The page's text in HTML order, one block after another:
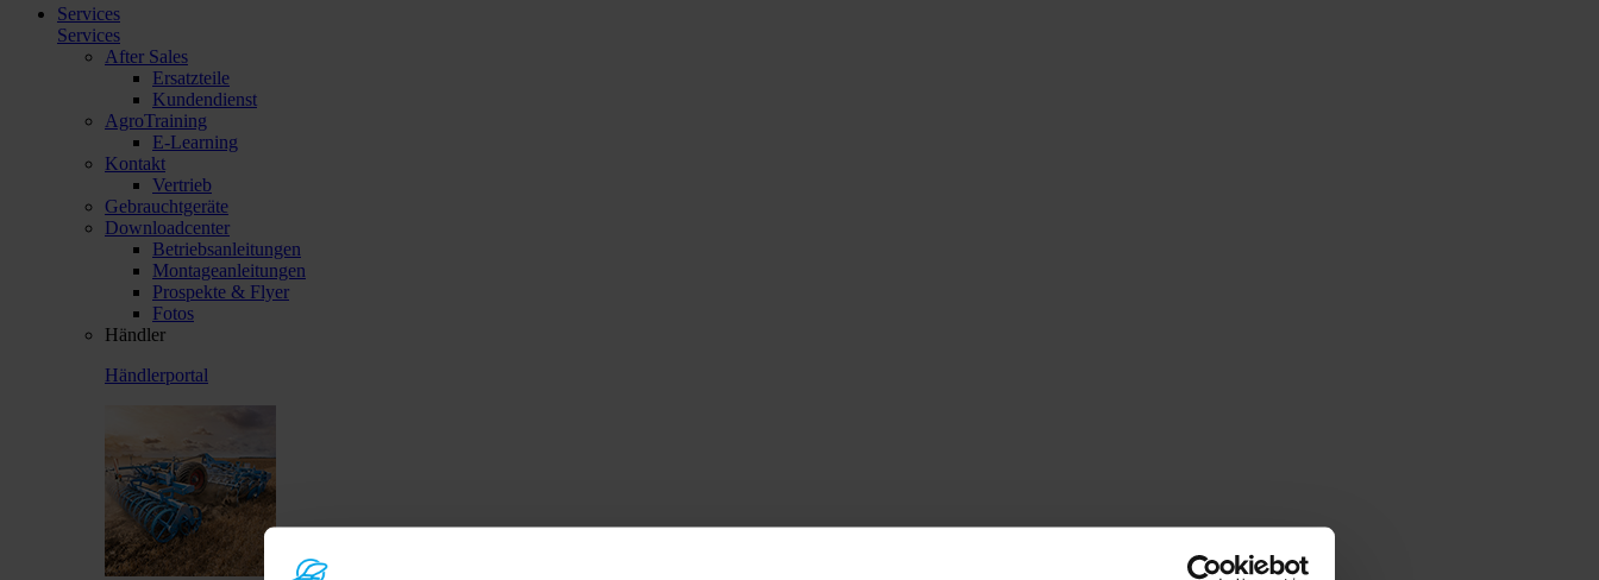
Services
Services
After Sales
Ersatzteile
Kundendienst
AgroTraining
E-Learning
Kontakt
Vertrieb
Gebrauchtgeräte
Downloadcenter
Betriebsanleitungen
Montageanleitungen
Prospekte & Flyer
Fotos
Händler
Händlerportal